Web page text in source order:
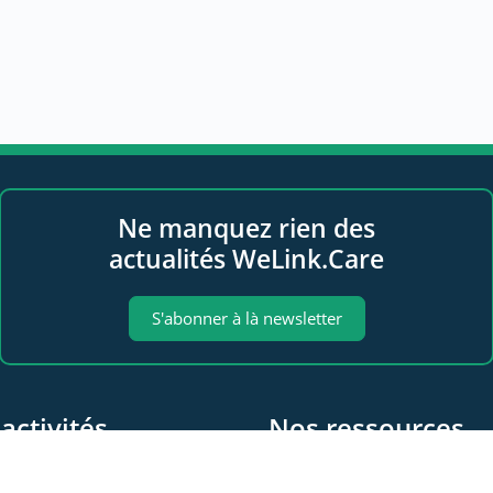
Ne manquez rien des
actualités WeLink.Care
S'abonner à là newsletter
Nos ressources